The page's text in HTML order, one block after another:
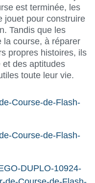
est terminée, les
jouet pour construire
Tandis que les
la course, à réparer
propres histoires, ils
des aptitudes
toute leur vie.